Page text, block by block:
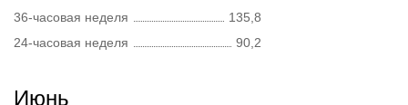
36-часовая неделя
135,8
24-часовая неделя
90,2
Июнь